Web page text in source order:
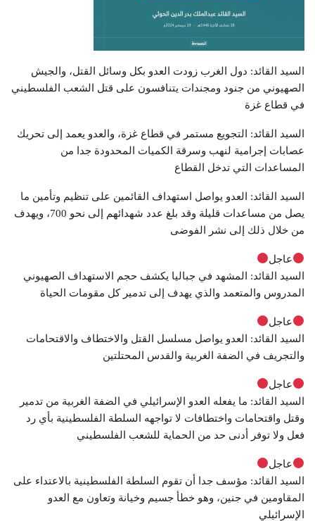
السيد القائد: دول الغرب زودت العدو بكل وسائل القتل، والجيش
الصهيوني من جنود ومجندات يتنافسون على قتل الشعب الفلسطيني
في قطاع غزة
السيد القائد: التجويع مستمر في قطاع غزة، والعدو يعمد إلى تحريك
عصابات إجرامية لنهب وسرقة الكميات المحدودة جدا من
المساعدات التي تدخل القطاع
السيد القائد: العدو يواصل استهداف القائمين على تنظيم وتأمين ما
يصل من مساعدات قليلة وقد بلغ عدد شهدائهم إلى نحو 700، ويهدف
من خلال ذلك إلى نشر الفوضى
عاجل
السيد القائد: المشهد في جباليا يكشف حجم الاستهداف الصهيوني
المدروس والمتعمد والذي يهدف إلى تدمير كل مقومات الحياة
عاجل
السيد القائد: العدو يواصل مسلسل القتل والاختطاف والاقتحامات
والتجريف في الضفة الغربية والقدس المحتلتين
عاجل
السيد القائد: ما يفعله العدو الإسرائيلي في الضفة الغربية من تدمير
وقتل واقتحامات واختطافات لا تواجهه السلطة الفلسطينية بأي رد
فعل ولا توفر أدنى حد من الحماية للشعب الفلسطيني
عاجل
السيد القائد: مؤسف جدا أن تقوم السلطة الفلسطينية بالاعتداء على
المقاومين في جنين، وهو خطأ جسيم وخيانة وتعاون مع العدو
الإسرائيلي